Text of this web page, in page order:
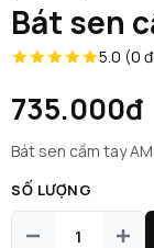
Bát sen
5.0 (0
735.000đ
Bát sen cầm tay
SỐ LƯỢNG